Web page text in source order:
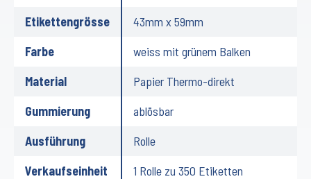
Etikettengrösse
43mm x 59mm
Farbe
weiss mit grünem Balken
Material
Papier Thermo-direkt
Gummierung
ablösbar
Ausführung
Rolle
Verkaufseinheit
1 Rolle zu 350 Etiketten